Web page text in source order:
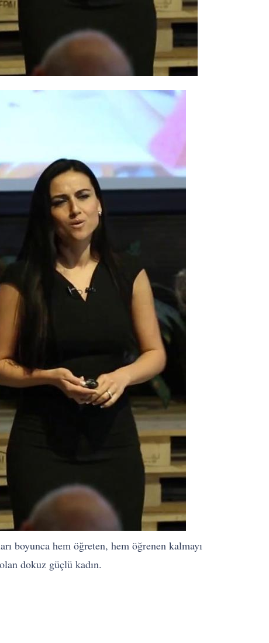
boyunca hem öğreten, hem öğrenen kalmayı
dokuz güçlü kadın.